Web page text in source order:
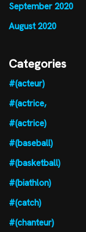
September 2020
August 2020
Categories
#(acteur)
#(actrice,
#(actrice)
#(baseball)
#(basketball)
#(biathlon)
#(catch)
#(chanteur)